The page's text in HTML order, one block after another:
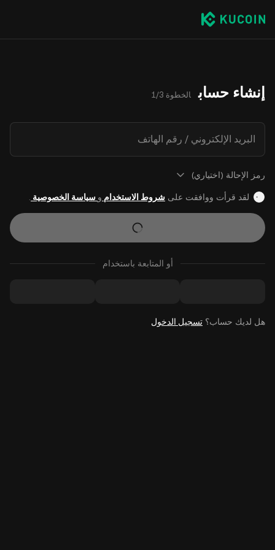
إنشاء حساب الخطوة 1/3
البريد الإلكتروني / رقم الهاتف
رمز الإحالة (اختياري)
لقد قرأت ووافقت على شروط الاستخدام و سياسة الخصوصية
أو المتابعة باستخدام
هل لديك حساب؟ تسجيل الدخول